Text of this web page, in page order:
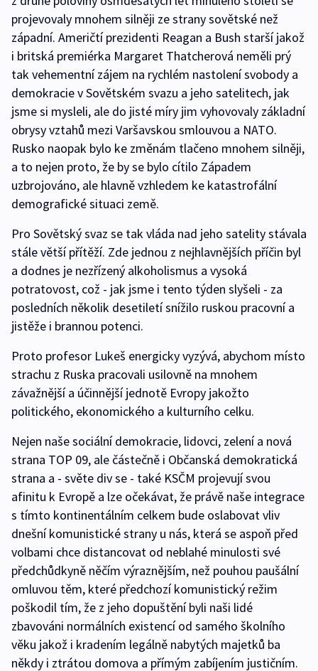
projevovaly mnohem silněji ze strany sovětské než
západní. Američtí prezidenti Reagan a Bush starší jakož
i britská premiérka Margaret Thatcherová neměli prý
tak vehementní zájem na rychlém nastolení svobody a
demokracie v Sovětském svazu a jeho satelitech, jak
jsme si mysleli, ale do jisté míry jim vyhovovaly základní
obrysy vztahů mezi Varšavskou smlouvou a NATO.
Rusko naopak bylo ke změnám tlačeno mnohem silněji,
a to nejen proto, že by se bylo cítilo Západem
uzbrojováno, ale hlavně vzhledem ke katastrofální
demografické situaci země.
Pro Sovětský svaz se tak vláda nad jeho satelity stávala
stále větší přítěží. Zde jednou z nejhlavnějších příčin byl
a dodnes je nezřízený alkoholismus a vysoká
potratovost, což - jak jsme i tento týden slyšeli - za
posledních několik desetiletí snížilo ruskou pracovní a
jistěže i brannou potenci.
Proto profesor Lukeš energicky vyzývá, abychom místo
strachu z Ruska pracovali usilovně na mnohem
závažnější a účinnější jednotě Evropy jakožto
politického, ekonomického a kulturního celku.
Nejen naše sociální demokracie, lidovci, zelení a nová
strana TOP 09, ale částečně i Občanská demokratická
strana a - světe div se - také KSČM projevují svou
afinitu k Evropě a lze očekávat, že právě naše integrace
s tímto kontinentálním celkem bude oslabovat vliv
dnešní komunistické strany u nás, která se aspoň před
volbami chce distancovat od neblahé minulosti své
předchůdkyně něčím výraznějším, než pouhou paušální
omluvou těm, které předchozí komunistický režim
poškodil tím, že z jeho dopuštění byli naši lidé
zbavováni normálních existencí od samého školního
věku jakož i kradením legálně nabytých majetků ba
někdy i ztrátou domova a přímým zabíjením justičním.